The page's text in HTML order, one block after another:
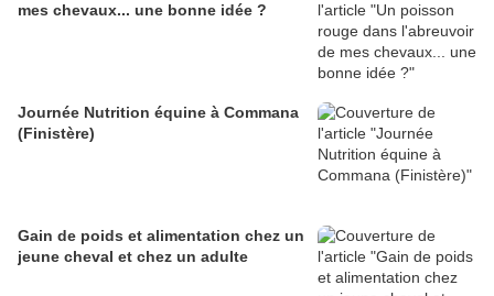
mes chevaux... une bonne idée ?
Journée Nutrition équine à Commana
(Finistère)
Gain de poids et alimentation chez un
jeune cheval et chez un adulte